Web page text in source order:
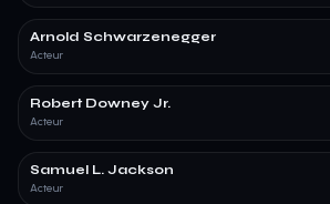
Arnold Schwarzenegger
Acteur
Robert Downey Jr.
Acteur
Samuel L. Jackson
Acteur